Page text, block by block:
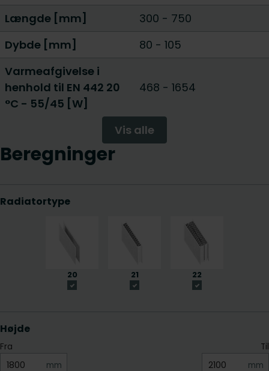
Længde [mm]
300 - 750
Dybde [mm]
80 - 105
Varmeafgivelse i
henhold til EN 442 20
°C - 55/45 [W]
468 - 1654
Vis alle
Beregninger